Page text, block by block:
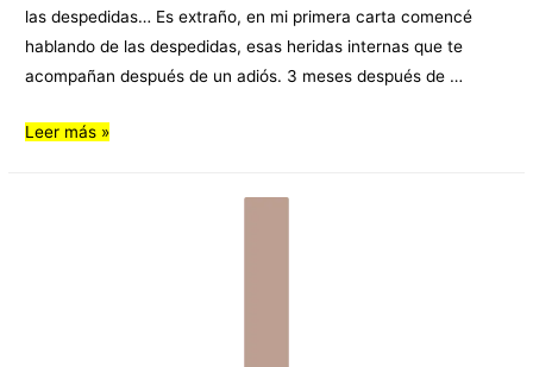
las despedidas… Es extraño, en mi primera carta comencé
hablando de las despedidas, esas heridas internas que te
acompañan después de un adiós. 3 meses después de …
Leer más »